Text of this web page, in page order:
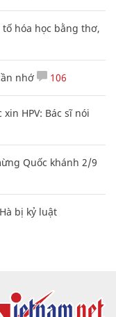
hóa học bằng thơ,
nhớ 106
HPV: Bác sĩ nói
Quốc khánh 2/9
bị kỷ luật